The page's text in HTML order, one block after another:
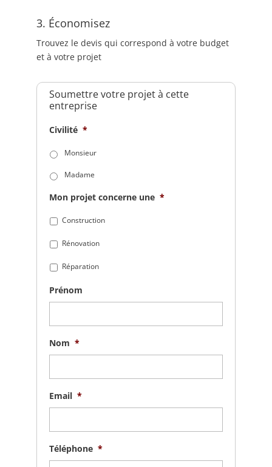
3. Économisez
Trouvez le devis qui correspond à votre budget
et à votre projet
Soumettre votre projet à cette
entreprise
Civilité *
Monsieur
Madame
Mon projet concerne une *
Construction
Rénovation
Réparation
Prénom
Nom *
Email *
Téléphone *